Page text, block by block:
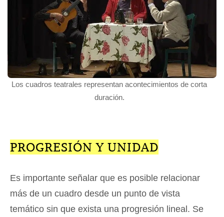
Los cuadros teatrales representan acontecimientos de corta
duración.
PROGRESIÓN Y UNIDAD
Es importante señalar que es posible relacionar
más de un cuadro desde un punto de vista
temático sin que exista una progresión lineal. Se